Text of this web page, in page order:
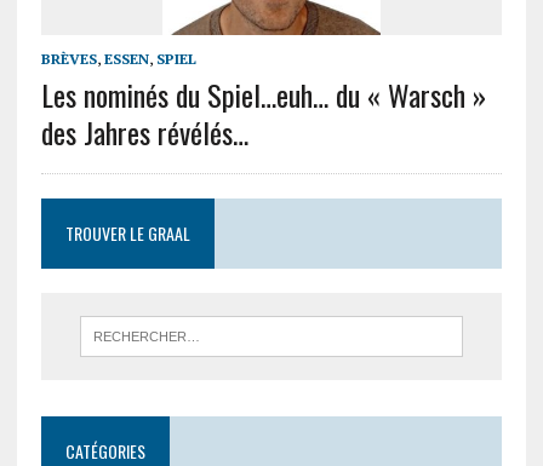
BRÈVES, ESSEN, SPIEL
Les nominés du Spiel…euh… du « Warsch »
des Jahres révélés…
TROUVER LE GRAAL
CATÉGORIES